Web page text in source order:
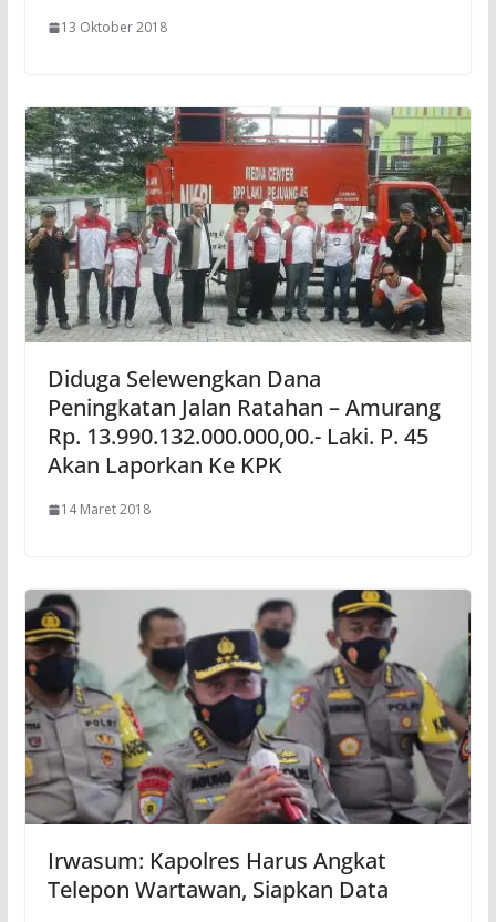
13 Oktober 2018
Diduga Selewengkan Dana
Peningkatan Jalan Ratahan – Amurang
Rp. 13.990.132.000.000,00.- Laki. P. 45
Akan Laporkan Ke KPK
14 Maret 2018
Irwasum: Kapolres Harus Angkat
Telepon Wartawan, Siapkan Data